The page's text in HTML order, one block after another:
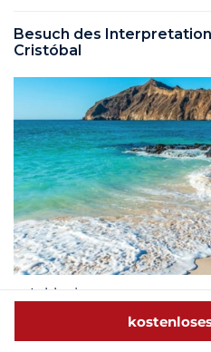
Besuch des
Cristóbal
Inklusive